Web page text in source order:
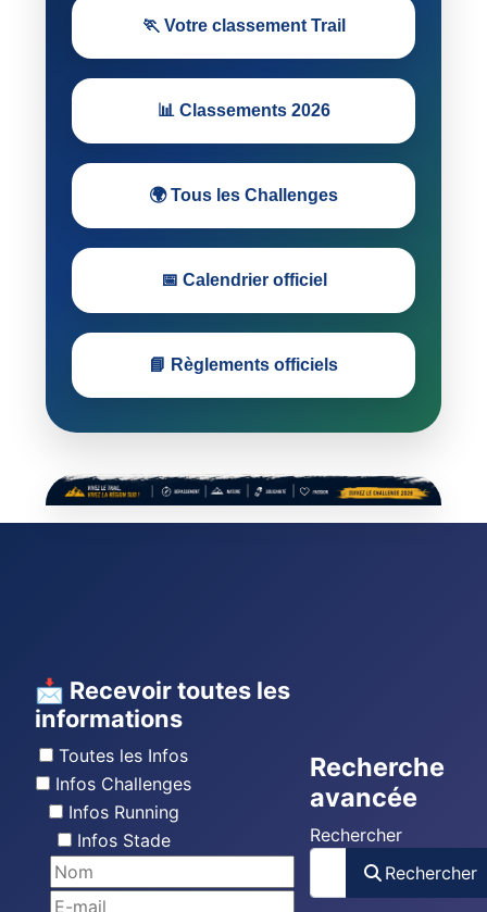
🏃 Votre classement Trail
📊 Classements 2026
🌍 Tous les Challenges
📅 Calendrier officiel
📘 Règlements officiels
📩 Recevoir toutes les
informations
Toutes les Infos
Infos Challenges
Infos Running
Infos Stade
Recherche
avancée
Rechercher
Rechercher